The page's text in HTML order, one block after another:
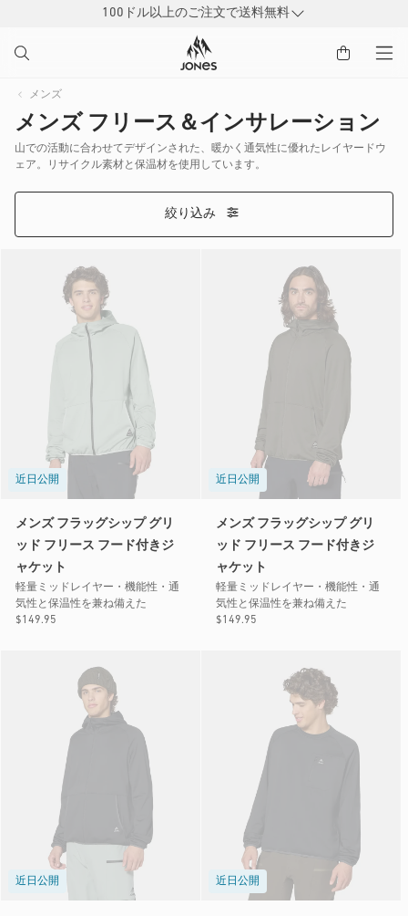
に
む
100ドル以上のご注文で送料無料
メンズ
メンズ フリース＆インサレーション
山での活動に合わせてデザインされた、暖かく通気性に優れたレイヤードウ
ェア。リサイクル素材と保温材を使用しています。
絞り込み
近日公開
メンズ フラッグシップ グリ
ッド フリース フード付きジ
ャケット
軽量ミッドレイヤー・機能性・通
気性と保温性を兼ね備えた
通
$149.95
近日公開
メンズ フラッグシップ グリ
ッド フリース フード付きジ
ャケット
軽量ミッドレイヤー・機能性・通
気性と保温性を兼ね備えた
通
$149.95
近日公開 近日公開